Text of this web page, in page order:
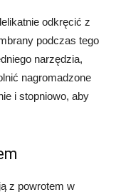
odkręcić z
podczas tego
narzędzia,
nagromadzone
i stopniowo, aby
z powrotem w